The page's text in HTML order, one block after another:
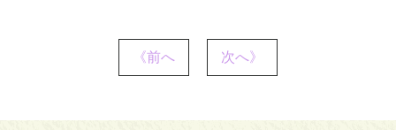
《前へ 次へ》